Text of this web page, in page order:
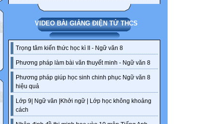
VIDEO BÀI GIẢNG ĐIỆN TỬ THCS
Trọng tâm kiến thức học kì II - Ngữ văn 8
Phương pháp làm bài văn thuyết minh - Ngữ văn 8
Phương pháp giúp học sinh chinh phục Ngữ văn 8
hiệu quả
Lớp 9| Ngữ văn |Khởi ngữ | Lớp học không khoảng
cách